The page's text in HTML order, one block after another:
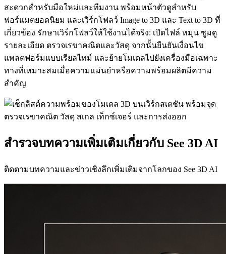
สะดวกสำหรับมือใหม่และทีมงาน พร้อมหน้าตัวดูสำหรับ
ฟอร์แมตยอดนิยม และเวิร์กโฟลว์ Image to 3D และ Text to 3D ที่
เกี่ยวข้อง รักษาเวิร์กโฟลว์ให้ใช้งานได้จริง: เปิดไฟล์ หมุน ซูมดู
รายละเอียด ตรวจเรขาคณิตและวัสดุ จากนั้นยืนยันเงื่อนไข
แพลตฟอร์มแบบเรียลไทม์ และย้ายโมเดลไปยังเครื่องมือเฉพาะ
ทางที่เหมาะสมเมื่อความแม่นยำหรือความพร้อมผลิตมีความ
สำคัญ
สำรวจบทความเพิ่มเติมเกี่ยวกับ See 3D AI
ติดตามบทความและข่าวเชิงลึกเพิ่มเติมจากโลกของ See 3D AI